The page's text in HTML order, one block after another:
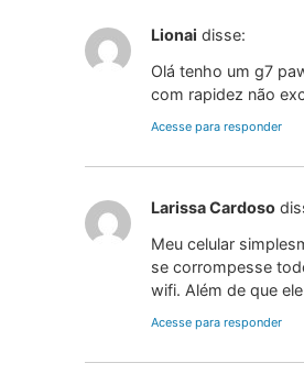
Lionai disse:
Olá tenho um g7
com rapidez não
Acesse para responder
Larissa Cardoso
Meu celular
se corrompesse
wifi. Além de que
Acesse para responder